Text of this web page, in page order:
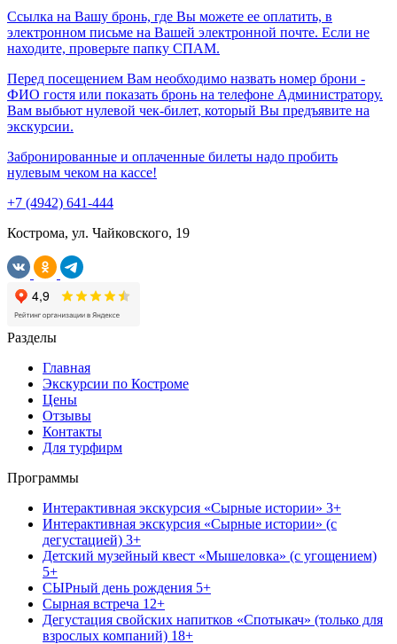
Ссылка на Вашу бронь, где Вы можете ее оплатить, в
электронном письме на Вашей электронной почте. Если не
находите, проверьте папку СПАМ.
Перед посещением Вам необходимо назвать номер брони -
ФИО гостя или показать бронь на телефоне Администратору.
Вам выбьют нулевой чек-билет, который Вы предъявите на
экскурсии.
Забронированные и оплаченные билеты надо пробить
нулевым чеком на кассе!
+7 (4942) 641-444
Кострома, ул. Чайковского, 19
Разделы
Главная
Экскурсии по Костроме
Цены
Отзывы
Контакты
Для турфирм
Программы
Интерактивная экскурсия «Сырные истории» 3+
Интерактивная экскурсия «Сырные истории» (с
дегустацией) 3+
Детский музейный квест «Мышеловка» (с угощением)
5+
СЫРный день рождения 5+
Сырная встреча 12+
Дегустация свойских напитков «Спотыкач» (только для
взрослых компаний) 18+